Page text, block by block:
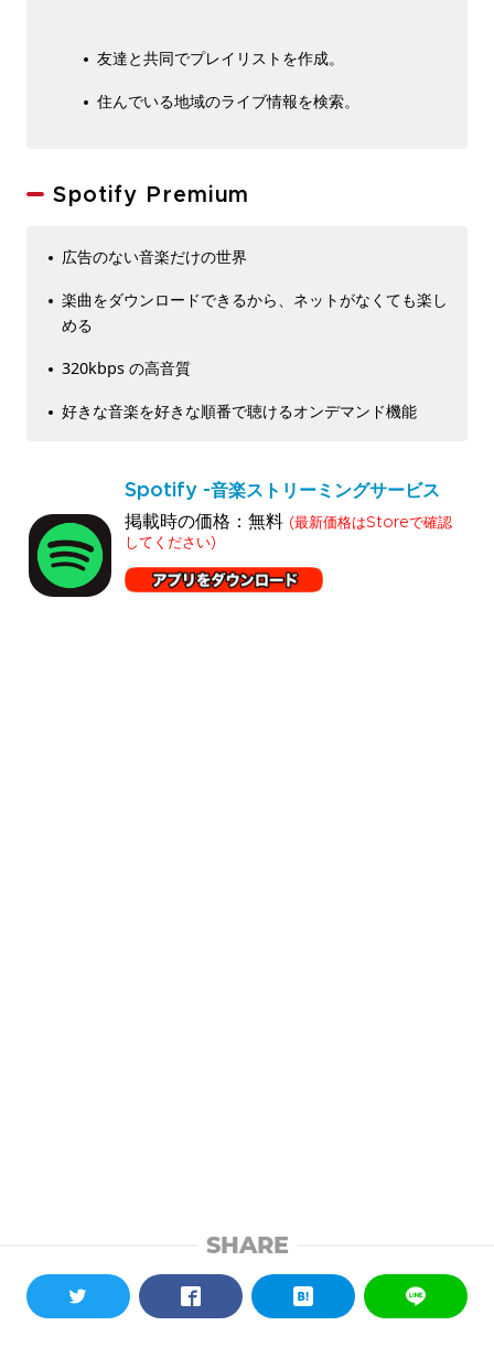
友達と共同でプレイリストを作成。
住んでいる地域のライブ情報を検索。
Spotify Premium
広告のない音楽だけの世界
楽曲をダウンロードできるから、ネットがなくても楽し
める
320kbps の高音質
好きな音楽を好きな順番で聴けるオンデマンド機能
Spotify -音楽ストリーミングサービス
掲載時の価格：無料 (最新価格はStoreで確認
してください)
SHARE